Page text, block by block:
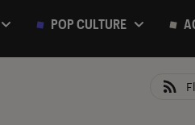
POP CULTURE